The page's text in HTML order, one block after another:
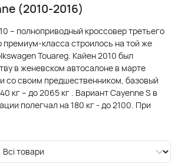
(2010-2016)
– полноприводный кроссовер третьего
премиум-класса строилось на той же
Touareg. Кайен 2010 был
в женевском автосалоне в марте
со своим предшественником, базовый
кг – до 2065 кг . Вариант Cayenne S в
полегчал на 180 кг - до 2100. При
в объеме. Появилось много
позволяющая регулировать
давления в шинах и автосистема